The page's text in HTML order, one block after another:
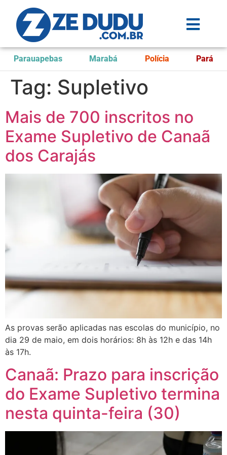
Parauapebas Marabá Polícia Pará
Tag: Supletivo
Mais de 700 inscritos no
Exame Supletivo de Canaã
dos Carajás
As provas serão aplicadas nas escolas do município, no
dia 29 de maio, em dois horários: 8h às 12h e das 14h
às 17h.
Canaã: Prazo para inscrição
do Exame Supletivo termina
nesta quinta-feira (30)